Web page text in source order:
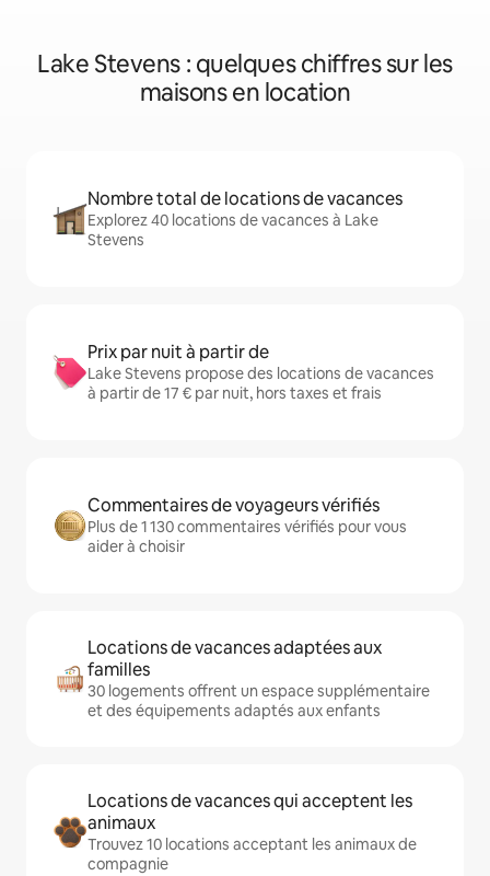
Lake Stevens : quelques chiffres sur les
maisons en location
Nombre total de locations de vacances
Explorez 40 locations de vacances à Lake
Stevens
Prix par nuit à partir de
Lake Stevens propose des locations de vacances
à partir de 17 € par nuit, hors taxes et frais
Commentaires de voyageurs vérifiés
Plus de 1 130 commentaires vérifiés pour vous
aider à choisir
Locations de vacances adaptées aux
familles
30 logements offrent un espace supplémentaire
et des équipements adaptés aux enfants
Locations de vacances qui acceptent les
animaux
Trouvez 10 locations acceptant les animaux de
compagnie